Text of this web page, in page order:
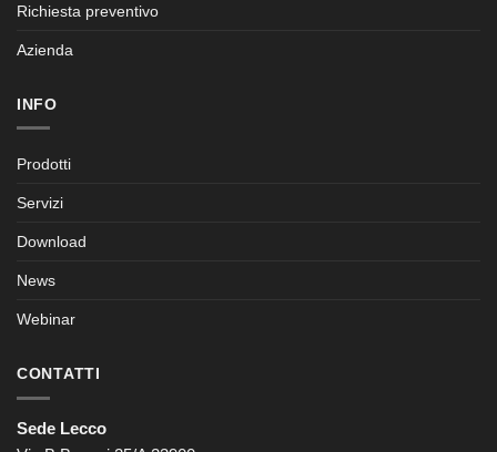
Richiesta preventivo
Azienda
INFO
Prodotti
Servizi
Download
News
Webinar
CONTATTI
Sede Lecco